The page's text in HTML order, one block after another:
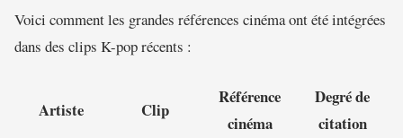
Voici comment les grandes références cinéma ont été intégrées
dans des clips K-pop récents :
Artiste Clip
Référence
cinéma
Degré de
citation